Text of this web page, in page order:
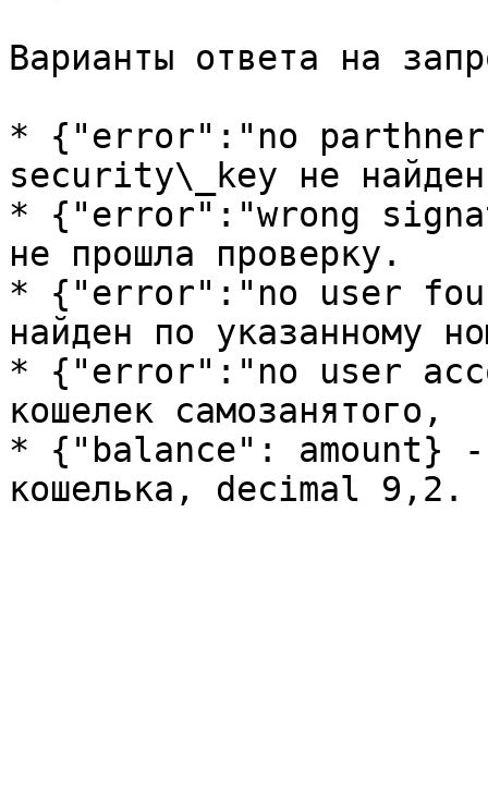
Варианты ответа на
* {"error":"no
security\_key не
* {"error":"wrong
не прошла проверку.
* {"error":"no user
найден по указанному
* {"error":"no user
кошелек самозанятого,
* {"balance": amount} -